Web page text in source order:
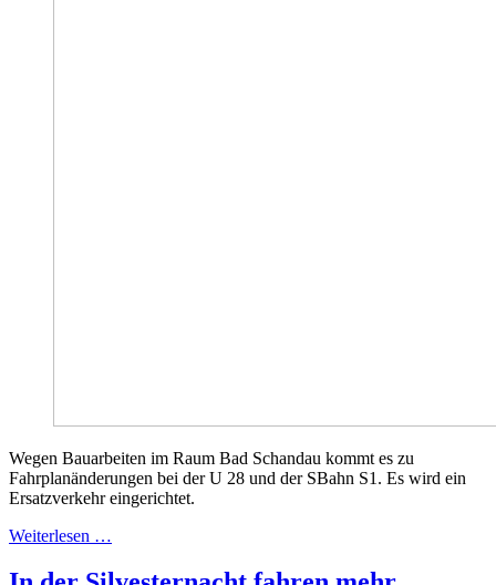
Wegen Bauarbeiten im Raum Bad Schandau kommt es zu
Fahrplanänderungen bei der U 28 und der SBahn S1. Es wird ein
Ersatzverkehr eingerichtet.
Weiterlesen …